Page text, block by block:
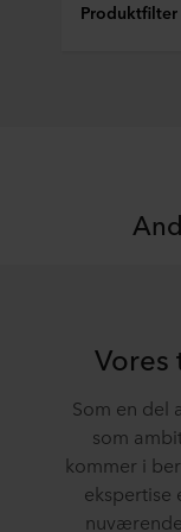
ændre det ved at
Produktfilter
Vores
Som en del
som
kommer i
ekspertise